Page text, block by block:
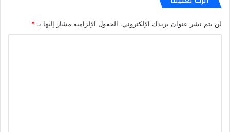
لن يتم نشر عنوان بريدك الإلكتروني. الحقول الإلزامية مشار إليها بـ *